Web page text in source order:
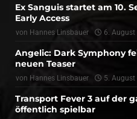
Ex Sanguis startet am 10.
Early Access
von Hannes Linsbauer 6. August
Angelic: Dark Symphony
neuen Teaser
von Hannes Linsbauer 5. August
Transport Fever 3 auf der
öffentlich spielbar